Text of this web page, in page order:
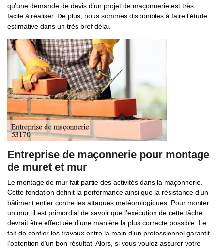
qu’une demande de devis d’un projet de maçonnerie est très
facile à réaliser. De plus, nous sommes disponibles à faire l’étude
estimative dans un très bref délai.
Entreprise de maçonnerie pour montage
de muret et mur
Le montage de mur fait partie des activités dans la maçonnerie.
Cette fondation définit la performance ainsi que la résistance d’un
bâtiment entier contre les attaques météorologiques. Pour monter
un mur, il est primordial de savoir que l’exécution de cette tâche
devrait être effectuée d’une manière la plus correcte possible. Le
fait de confier les travaux entre la main d’un professionnel garantit
l’obtention d’un bon résultat. Alors, si vous voulez assurer votre